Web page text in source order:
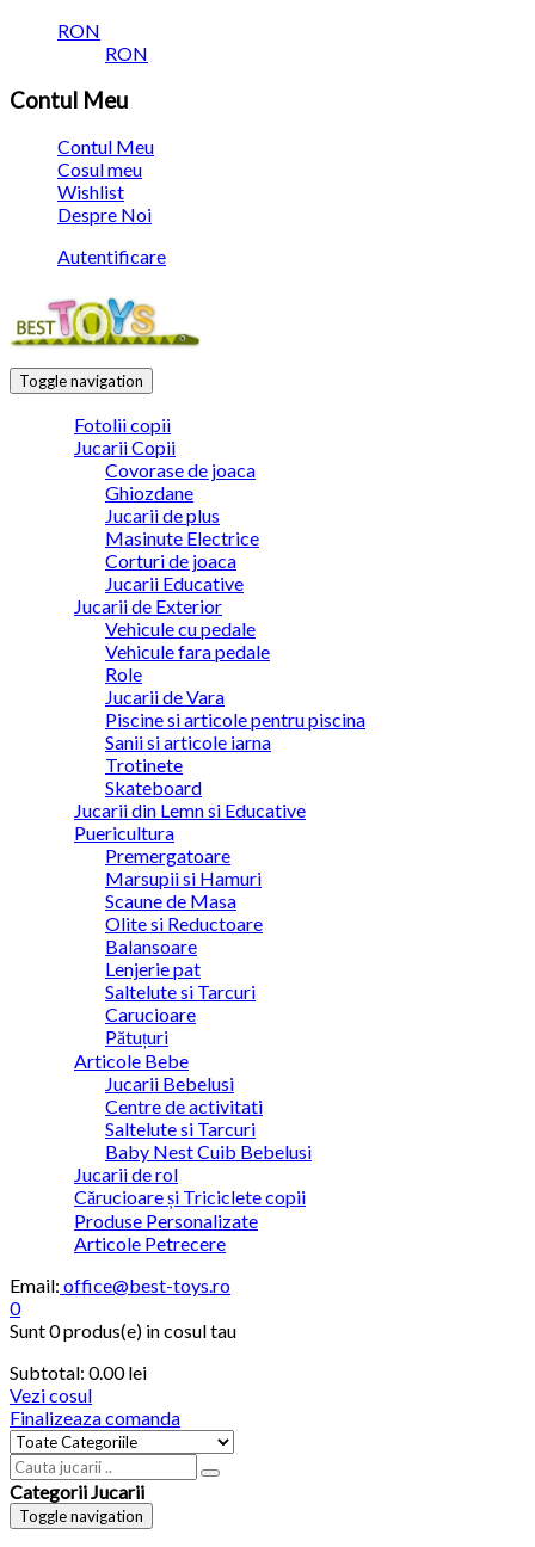
RON
RON
Contul Meu
Contul Meu
Cosul meu
Wishlist
Despre Noi
Autentificare
Toggle navigation
Fotolii copii
Jucarii Copii
Covorase de joaca
Ghiozdane
Jucarii de plus
Masinute Electrice
Corturi de joaca
Jucarii Educative
Jucarii de Exterior
Vehicule cu pedale
Vehicule fara pedale
Role
Jucarii de Vara
Piscine si articole pentru piscina
Sanii si articole iarna
Trotinete
Skateboard
Jucarii din Lemn si Educative
Puericultura
Premergatoare
Marsupii si Hamuri
Scaune de Masa
Olite si Reductoare
Balansoare
Lenjerie pat
Saltelute si Tarcuri
Carucioare
Pătuțuri
Articole Bebe
Jucarii Bebelusi
Centre de activitati
Saltelute si Tarcuri
Baby Nest Cuib Bebelusi
Jucarii de rol
Cărucioare și Triciclete copii
Produse Personalizate
Articole Petrecere
Email: office@best-toys.ro
0
Sunt0 produs(e) in cosul tau
Subtotal: 0.00lei
Vezi cosul
Finalizeaza comanda
Categorii Jucarii
Toggle navigation